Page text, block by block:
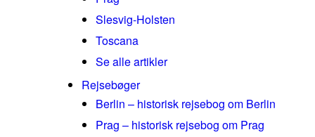
Slesvig-Holsten
Toscana
Se alle artikler
Rejsebøger
Berlin – historisk rejsebog om Berlin
Prag – historisk rejsebog om Prag